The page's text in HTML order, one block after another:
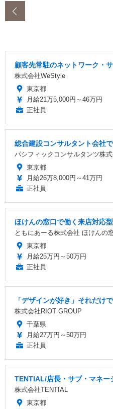
顧客先常駐のネットワーク・
株式会社WeStyle
東京都
月給21万5,000円～46万円
正社員
総合建設コンサルタント会社
パシフィックコンサルタンツ株
東京都
月給26万8,000円～41万円
正社員
ほけんの窓口で働く来店対応
ともにあーる株式会社 ほけんの
東京都
月給25万円～50万円
正社員
「デザインが好き」それだけ
株式会社RIOT GROUP
千葉県
月給27万円～50万円
正社員
TENTIAL/店長・サブ・マネー
株式会社TENTIAL
東京都